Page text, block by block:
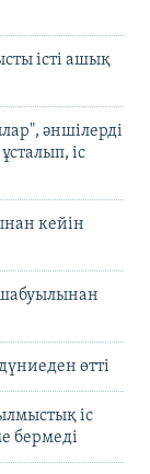
істі ашық
әншілерді
іс
кейін
өтті
іс
бермеді